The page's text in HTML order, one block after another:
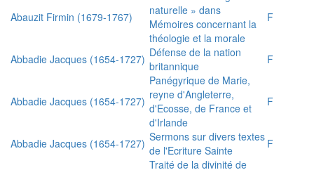
Abauzit Firmin (1679-1767)
naturelle » dans
Mémoires concernant la
théologie et la morale
F
Abbadie Jacques (1654-1727) Défense de la nation
britannique
F
Abbadie Jacques (1654-1727)
Panégyrique de Marie,
reyne d'Angleterre,
d'Ecosse, de France et
d'Irlande
F
Abbadie Jacques (1654-1727) Sermons sur divers textes
de l'Ecriture Sainte
F
Traité de la divinité de